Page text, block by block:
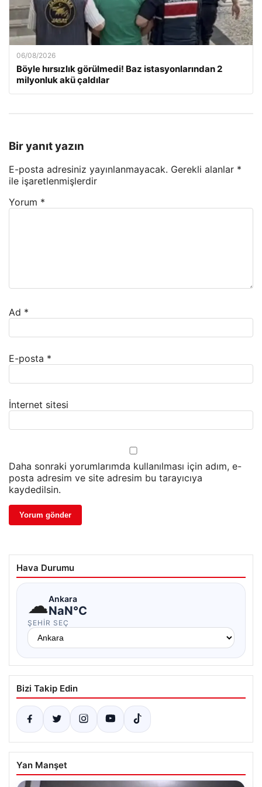
06/08/2026
Böyle hırsızlık görülmedi! Baz istasyonlarından 2
milyonluk akü çaldılar
Bir yanıt yazın
E-posta adresiniz yayınlanmayacak. Gerekli alanlar *
ile işaretlenmişlerdir
Yorum *
Ad *
E-posta *
İnternet sitesi
Daha sonraki yorumlarımda kullanılması için adım, e-
posta adresim ve site adresim bu tarayıcıya
kaydedilsin.
Hava Durumu
☁Ankara
NaN°C
ŞEHIR SEÇ
Bizi Takip Edin
Yan Manşet